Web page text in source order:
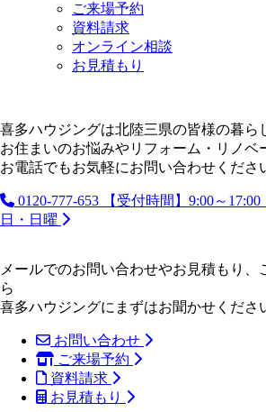
ご来場予約
資料請求
オンライン相談
お見積もり
喜多ハウジングは北陸三県の皆様の暮ら
お住まいのお悩みやリフォーム・リノベ
お電話でもお気軽にお問い合わせくださ
0120-777-653
【受付時間】9:00～
日・日曜
メールでのお問い合わせやお見積もり、
ら
喜多ハウジングにまずはお聞かせくださ
お問い合わせ
ご来場予約
資料請求
お見積もり